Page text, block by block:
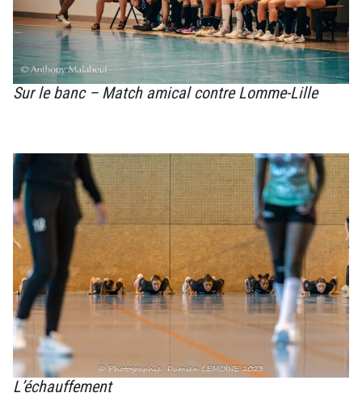
Sur le banc – Match amical contre Lomme-Lille
L’échauffement